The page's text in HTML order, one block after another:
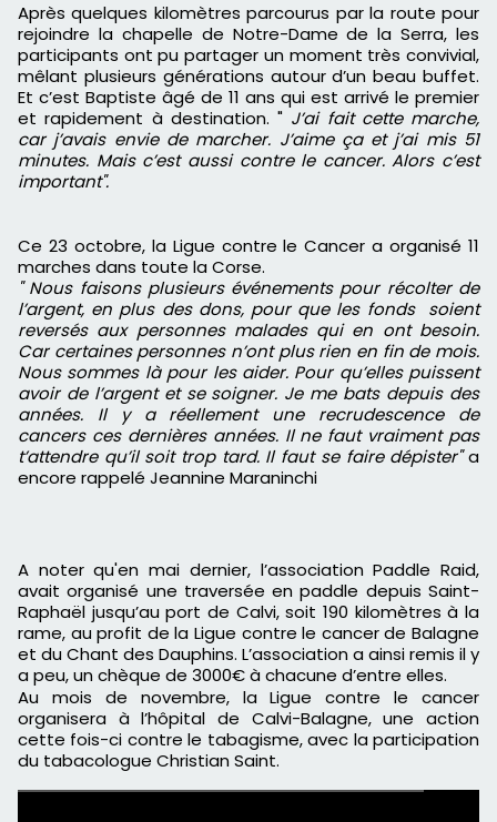
Après quelques kilomètres parcourus par la route pour
rejoindre la chapelle de Notre-Dame de la Serra, les
participants ont pu partager un moment très convivial,
mêlant plusieurs générations autour d’un beau buffet.
Et c’est Baptiste âgé de 11 ans qui est arrivé le premier
et rapidement à destination. " J’ai fait cette marche,
car j’avais envie de marcher. J’aime ça et j’ai mis 51
minutes. Mais c’est aussi contre le cancer. Alors c’est
important".
Ce 23 octobre, la Ligue contre le Cancer a organisé 11
marches dans toute la Corse.
" Nous faisons plusieurs événements pour récolter de
l’argent, en plus des dons, pour que les fonds soient
reversés aux personnes malades qui en ont besoin.
Car certaines personnes n’ont plus rien en fin de mois.
Nous sommes là pour les aider. Pour qu’elles puissent
avoir de l’argent et se soigner. Je me bats depuis des
années. Il y a réellement une recrudescence de
cancers ces dernières années. Il ne faut vraiment pas
t’attendre qu’il soit trop tard. Il faut se faire dépister"a
encore rappelé Jeannine Maraninchi
A noter qu'en mai dernier, l’association Paddle Raid,
avait organisé une traversée en paddle depuis Saint-
Raphaël jusqu’au port de Calvi, soit 190 kilomètres à la
rame, au profit de la Ligue contre le cancer de Balagne
et du Chant des Dauphins. L’association a ainsi remis il y
a peu, un chèque de 3000€ à chacune d’entre elles.
Au mois de novembre, la Ligue contre le cancer
organisera à l’hôpital de Calvi-Balagne, une action
cette fois-ci contre le tabagisme, avec la participation
du tabacologue Christian Saint.